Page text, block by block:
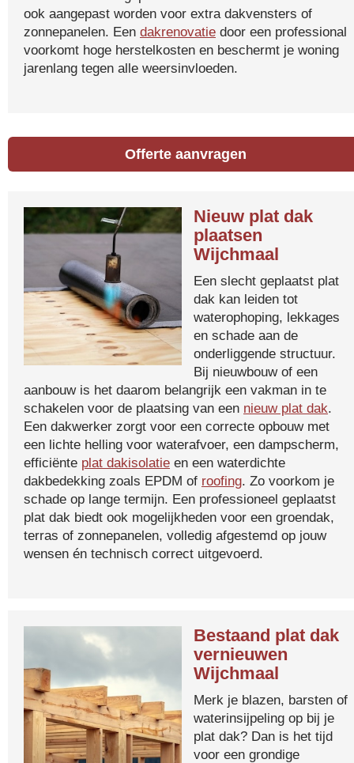
ook aangepast worden voor extra dakvensters of
zonnepanelen. Een dakrenovatie door een professional
voorkomt hoge herstelkosten en beschermt je woning
jarenlang tegen alle weersinvloeden.
Offerte aanvragen
Nieuw plat dak
plaatsen
Wijchmaal
Een slecht geplaatst plat
dak kan leiden tot
waterophoping, lekkages
en schade aan de
onderliggende structuur.
Bij nieuwbouw of een
aanbouw is het daarom belangrijk een vakman in te
schakelen voor de plaatsing van een nieuw plat dak.
Een dakwerker zorgt voor een correcte opbouw met
een lichte helling voor waterafvoer, een dampscherm,
efficiënte plat dakisolatie en een waterdichte
dakbedekking zoals EPDM of roofing. Zo voorkom je
schade op lange termijn. Een professioneel geplaatst
plat dak biedt ook mogelijkheden voor een groendak,
terras of zonnepanelen, volledig afgestemd op jouw
wensen én technisch correct uitgevoerd.
Bestaand plat dak
vernieuwen
Wijchmaal
Merk je blazen, barsten of
waterinsijpeling op bij je
plat dak? Dan is het tijd
voor een grondige